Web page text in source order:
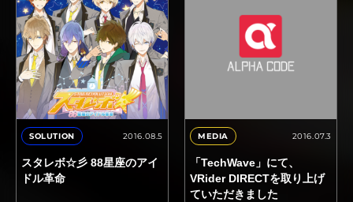
SOLUTION 2016.08.5
スタレボ☆彡 88星座のアイ
ドル革命
MEDIA 2016.07.3
「TechWave」にて、
VRider DIRECTを取り上げ
ていただきました